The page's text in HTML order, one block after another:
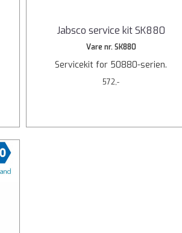
Jabsco service kit SK880
Vare nr. SK880
Servicekit for 50880-serien.
572,-